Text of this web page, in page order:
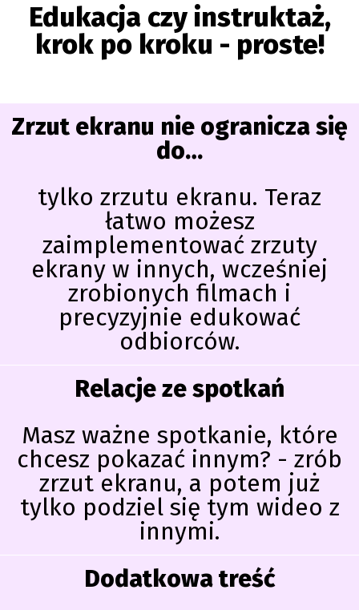
Edukacja czy instruktaż,
krok po kroku - proste!
Zrzut ekranu nie ogranicza się
do…
tylko zrzutu ekranu. Teraz
łatwo możesz
zaimplementować zrzuty
ekrany w innych, wcześniej
zrobionych filmach i
precyzyjnie edukować
odbiorców.
Relacje ze spotkań
Masz ważne spotkanie, które
chcesz pokazać innym? - zrób
zrzut ekranu, a potem już
tylko podziel się tym wideo z
innymi.
Dodatkowa treść